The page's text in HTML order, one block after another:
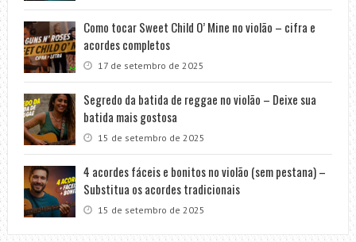
Como tocar Sweet Child O’ Mine no violão – cifra e
acordes completos
17 de setembro de 2025
Segredo da batida de reggae no violão – Deixe sua
batida mais gostosa
15 de setembro de 2025
4 acordes fáceis e bonitos no violão (sem pestana) –
Substitua os acordes tradicionais
15 de setembro de 2025